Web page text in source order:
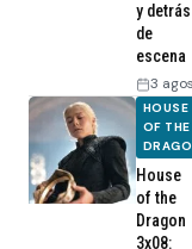
y detrás
de
escena
3
HOUSE
OF THE
House
of the
Dragon
3x08: